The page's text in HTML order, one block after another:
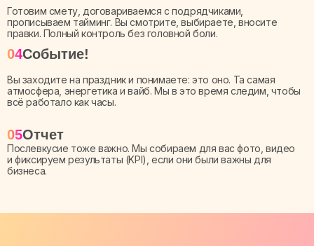
Готовим смету, договариваемся с подрядчиками,
прописываем тайминг. Вы смотрите, выбираете, вносите
правки. Полный контроль без головной боли.
04Событие!
Вы заходите на праздник и понимаете: это оно. Та самая
атмосфера, энергетика и вайб. Мы в это время следим, чтобы
всё работало как часы.
05Отчет
Послевкусие тоже важно. Мы собираем для вас фото, видео
и фиксируем результаты (KPI), если они были важны для
бизнеса.